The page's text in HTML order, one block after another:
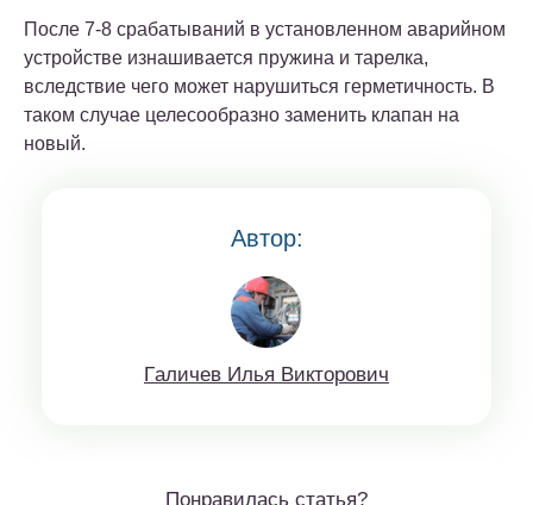
После 7-8 срабатываний в установленном аварийном
устройстве изнашивается пружина и тарелка,
вследствие чего может нарушиться герметичность. В
таком случае целесообразно заменить клапан на
новый.
Автор:
Гaличeв Илья Виктoрoвич
Понравилась статья?